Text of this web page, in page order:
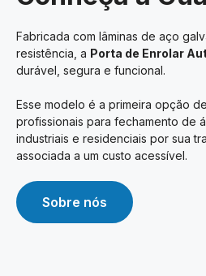
Fabricada com lâminas de aço
resistência, a Porta de Enrolar
durável, segura e funcional.
Esse modelo é a primeira opção
profissionais para fechamento de
industriais e residenciais por sua
associada a um custo acessível.
Sobre nós